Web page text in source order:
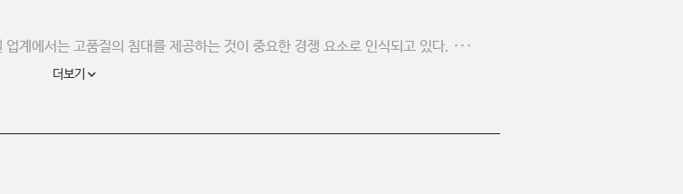
계에서는 고품질의 침대를 제공하는 것이 중요한 경쟁 요소로 인식되고 있다. ···
더보기